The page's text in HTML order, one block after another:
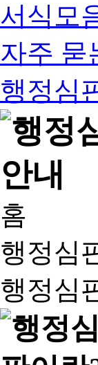
서식모
자주 묻
행정심
홈
행정심
행정심